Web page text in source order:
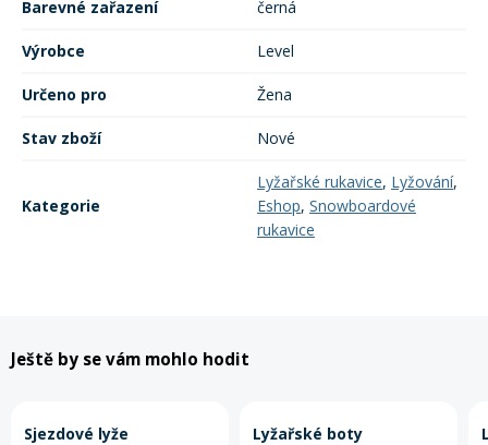
Rukavice na kolo
Barevné zařazení černá
Výrobce Level
Určeno pro Žena
Stav zboží Nové
Kategorie
Lyžařské rukavice, Lyžování,
Eshop, Snowboardové
rukavice
Ještě by se vám mohlo hodit
Sjezdové lyže Lyžařské boty